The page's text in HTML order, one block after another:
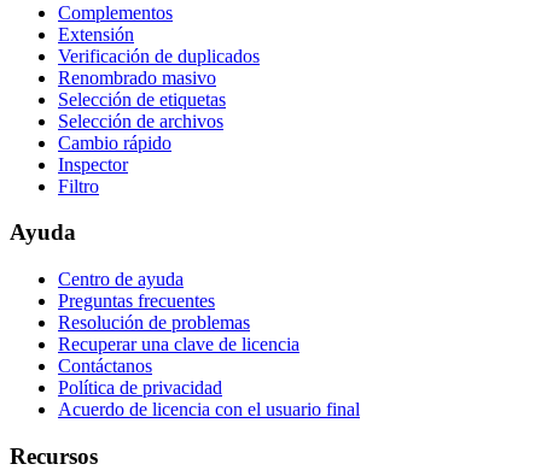
Complementos
Extensión
Verificación de duplicados
Renombrado masivo
Selección de etiquetas
Selección de archivos
Cambio rápido
Inspector
Filtro
Ayuda
Centro de ayuda
Preguntas frecuentes
Resolución de problemas
Recuperar una clave de licencia
Contáctanos
Política de privacidad
Acuerdo de licencia con el usuario final
Recursos